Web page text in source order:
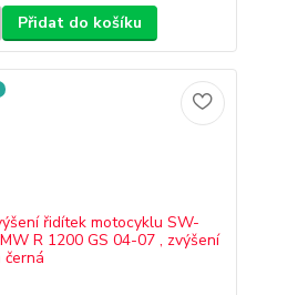
Přidat do košíku